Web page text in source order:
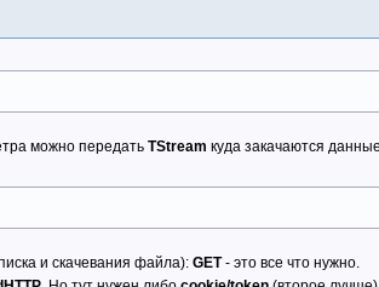
можно передать TStream куда закачаются
и скачевания файла): GET- это все что нужно.